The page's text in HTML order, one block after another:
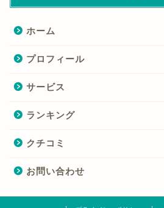
ホーム
プロフィール
サービス
ランキング
クチコミ
お問い合わせ